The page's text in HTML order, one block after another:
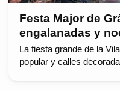
Festa Major de
engalanadas y
La fiesta grande de la
popular y calles